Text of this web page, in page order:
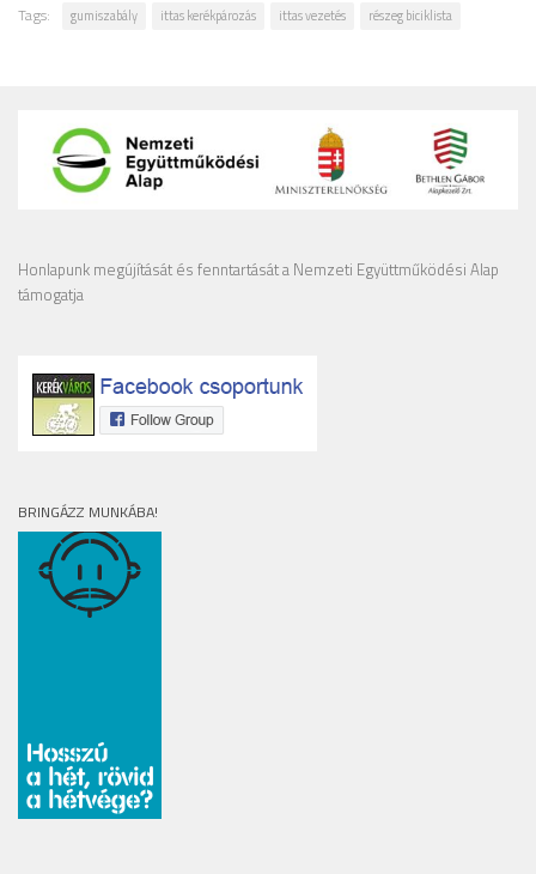
Tags: gumiszabály ittas kerékpározás ittas vezetés részeg biciklista
Honlapunk megújítását és fenntartását a Nemzeti Együttműködési Alap
támogatja
BRINGÁZZ MUNKÁBA!